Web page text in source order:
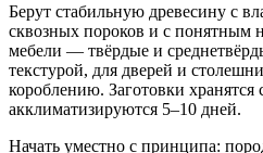
Берут стабильную древесину с
сквозных пороков и с понятным
мебели — твёрдые и
текстурой, для дверей и
короблению. Заготовки хранятся
акклиматизируются 5–10 дней.
Начать уместно с принципа: